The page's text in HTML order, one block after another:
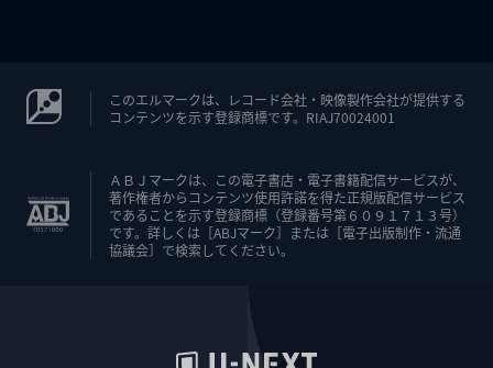
このエルマークは、レコード会社・映像製作会社が提供する
コンテンツを示す登録商標です。RIAJ70024001
ＡＢＪマークは、この電子書店・電子書籍配信サービスが、
著作権者からコンテンツ使用許諾を得た正規版配信サービス
であることを示す登録商標（登録番号第６０９１７１３号）
です。詳しくは［ABJマーク］または［電子出版制作・流通
協議会］で検索してください。